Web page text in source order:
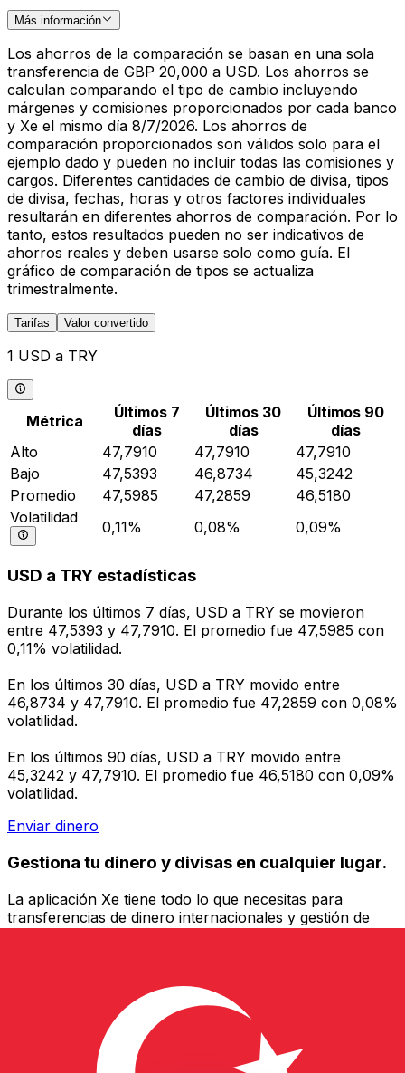
Más información
Los ahorros de la comparación se basan en una sola
transferencia de GBP 20,000 a USD. Los ahorros se
calculan comparando el tipo de cambio incluyendo
márgenes y comisiones proporcionados por cada banco
y Xe el mismo día 8/7/2026. Los ahorros de
comparación proporcionados son válidos solo para el
ejemplo dado y pueden no incluir todas las comisiones y
cargos. Diferentes cantidades de cambio de divisa, tipos
de divisa, fechas, horas y otros factores individuales
resultarán en diferentes ahorros de comparación. Por lo
tanto, estos resultados pueden no ser indicativos de
ahorros reales y deben usarse solo como guía. El
gráfico de comparación de tipos se actualiza
trimestralmente.
Tarifas Valor convertido
1 USD a TRY
Métrica
Últimos 7
días
Últimos 30
días
Últimos 90
días
Alto
47,7910 47,7910
47,7910
Bajo
47,5393 46,8734
45,3242
Promedio
47,5985 47,2859
46,5180
Volatilidad
0,11% 0,08% 0,09%
USD a TRY estadísticas
Durante los últimos 7 días, USD a TRY se movieron
entre 47,5393 y 47,7910. El promedio fue 47,5985 con
0,11% volatilidad.
En los últimos 30 días, USD a TRY movido entre
46,8734 y 47,7910. El promedio fue 47,2859 con 0,08%
volatilidad.
En los últimos 90 días, USD a TRY movido entre
45,3242 y 47,7910. El promedio fue 46,5180 con 0,09%
volatilidad.
Enviar dinero
Gestiona tu dinero y divisas en cualquier lugar.
La aplicación Xe tiene todo lo que necesitas para
transferencias de dinero internacionales y gestión de